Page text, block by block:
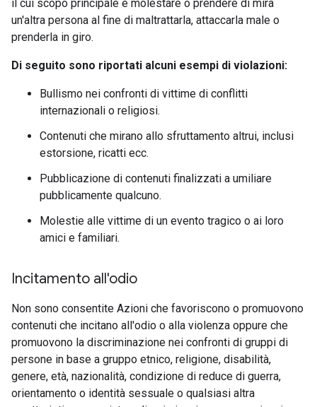
il cui scopo principale è molestare o prendere di mira
un'altra persona al fine di maltrattarla, attaccarla male o
prenderla in giro.
Di seguito sono riportati alcuni esempi di violazioni:
Bullismo nei confronti di vittime di conflitti
internazionali o religiosi.
Contenuti che mirano allo sfruttamento altrui, inclusi
estorsione, ricatti ecc.
Pubblicazione di contenuti finalizzati a umiliare
pubblicamente qualcuno.
Molestie alle vittime di un evento tragico o ai loro
amici e familiari.
Incitamento all'odio
Non sono consentite Azioni che favoriscono o promuovono
contenuti che incitano all'odio o alla violenza oppure che
promuovono la discriminazione nei confronti di gruppi di
persone in base a gruppo etnico, religione, disabilità,
genere, età, nazionalità, condizione di reduce di guerra,
orientamento o identità sessuale o qualsiasi altra